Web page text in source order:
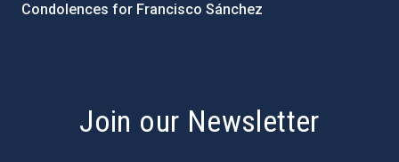
Condolences for Francisco Sánchez
Join our Newsletter